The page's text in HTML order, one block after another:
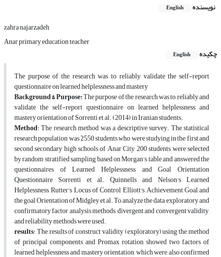
نویسنده English
zahra najarzadeh
Anar primary education teacher
چکیده
English
The purpose of the research was to reliably validate the self-report
questionnaire on learned helplessness and mastery
Background & Purpose:The purpose of the research was to reliably and
validate the self-report questionnaire on learned helplessness and
mastery orientation of Sorrenti et al. (2014) in Iranian students.
Method: The research method was a descriptive survey. The statistical
research population was 2550 students who were studying in the first and
second secondary high schools of Anar City, 200 students were selected
by random stratified sampling based on Morgan's table and answered the
questionnaires of Learned Helplessness and Goal Orientation
Questionnaire Sorrenti et al., Quinnells and Nelson's Learned
Helplessness, Rutter's Locus of Control, Elliott's Achievement Goal and
the goal Orientation of Midgley et al. To analyze the data, exploratory and
confirmatory factor analysis methods, divergent and convergent validity,
and reliability methods were used.
results: The results of construct validity (exploratory) using the method
of principal components and Promax rotation showed two factors of
learned helplessness and mastery orientation, which were also confirmed